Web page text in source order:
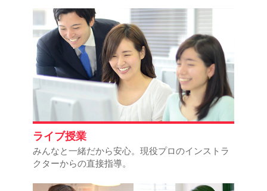
ライブ授業
みんなと一緒だから安心。現役プロのインストラ
クターからの直接指導。